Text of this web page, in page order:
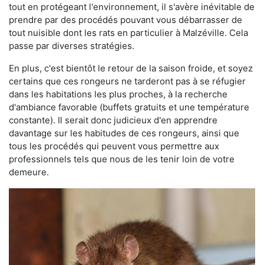
tout en protégeant l'environnement, il s'avère inévitable de
prendre par des procédés pouvant vous débarrasser de
tout nuisible dont les rats en particulier à Malzéville. Cela
passe par diverses stratégies.
En plus, c'est bientôt le retour de la saison froide, et soyez
certains que ces rongeurs ne tarderont pas à se réfugier
dans les habitations les plus proches, à la recherche
d'ambiance favorable (buffets gratuits et une température
constante). Il serait donc judicieux d'en apprendre
davantage sur les habitudes de ces rongeurs, ainsi que
tous les procédés qui peuvent vous permettre aux
professionnels tels que nous de les tenir loin de votre
demeure.